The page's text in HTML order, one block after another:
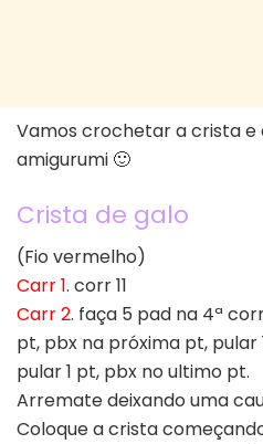
Vamos crochetar a crista e
amigurumi 🙂
Crista de galo
(Fio vermelho)
Carr 1. corr 11
Carr 2. faça 5 pad na 4ª
pt, pbx na próxima pt, pular
pular 1 pt, pbx no ultimo pt.
Arremate deixando uma
Coloque a crista